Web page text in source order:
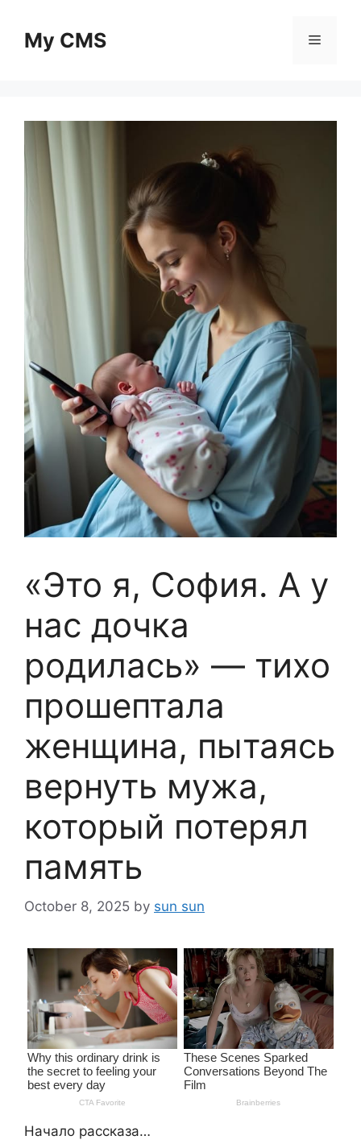
contentMy CMS Menu
«Это я, София. А у
нас дочка
родилась» — тихо
прошептала
женщина, пытаясь
вернуть мужа,
который потерял
память
October 8, 2025 by sun sun
Начало рассказа…​